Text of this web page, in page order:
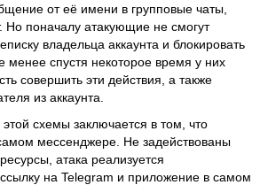
от её имени в групповые чаты,
Но поначалу атакующие не смогут
владельца аккаунта и блокировать
менее спустя некоторое время у них
совершить эти действия, а также
из аккаунта.
схемы заключается в том, что
мессенджере. Не задействованы
атака реализуется
на Telegram и приложение в самом